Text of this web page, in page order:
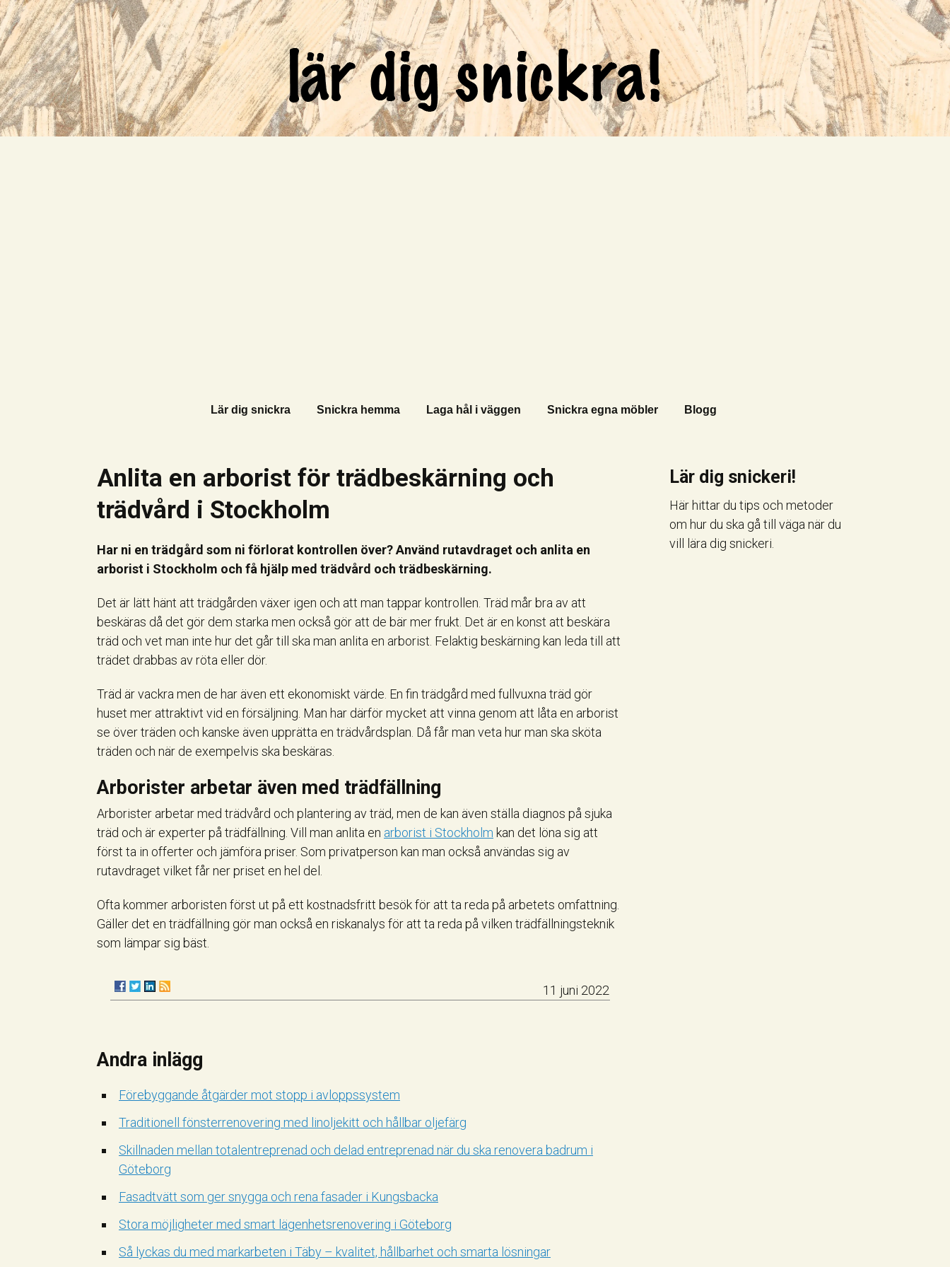
Lär dig snickra Snickra hemma Laga hål i väggen Snickra egna möbler Blogg
Anlita en arborist för trädbeskärning och
trädvård i Stockholm
Har ni en trädgård som ni förlorat kontrollen över? Använd rutavdraget och anlita en
arborist i Stockholm och få hjälp med trädvård och trädbeskärning.
Det är lätt hänt att trädgården växer igen och att man tappar kontrollen. Träd mår bra av att
beskäras då det gör dem starka men också gör att de bär mer frukt. Det är en konst att beskära
träd och vet man inte hur det går till ska man anlita en arborist. Felaktig beskärning kan leda till att
trädet drabbas av röta eller dör.
Träd är vackra men de har även ett ekonomiskt värde. En fin trädgård med fullvuxna träd gör
huset mer attraktivt vid en försäljning. Man har därför mycket att vinna genom att låta en arborist
se över träden och kanske även upprätta en trädvårdsplan. Då får man veta hur man ska sköta
träden och när de exempelvis ska beskäras.
Arborister arbetar även med trädfällning
Arborister arbetar med trädvård och plantering av träd, men de kan även ställa diagnos på sjuka
träd och är experter på trädfällning. Vill man anlita en arborist i Stockholm kan det löna sig att
först ta in offerter och jämföra priser. Som privatperson kan man också användas sig av
rutavdraget vilket får ner priset en hel del.
Ofta kommer arboristen först ut på ett kostnadsfritt besök för att ta reda på arbetets omfattning.
Gäller det en trädfällning gör man också en riskanalys för att ta reda på vilken trädfällningsteknik
som lämpar sig bäst.
11 juni 2022
Andra inlägg
Förebyggande åtgärder mot stopp i avloppssystem
Traditionell fönsterrenovering med linoljekitt och hållbar oljefärg
Skillnaden mellan totalentreprenad och delad entreprenad när du ska renovera badrum i
Göteborg
Fasadtvätt som ger snygga och rena fasader i Kungsbacka
Stora möjligheter med smart lägenhetsrenovering i Göteborg
Så lyckas du med markarbeten i Täby – kvalitet, hållbarhet och smarta lösningar
Lär dig snickeri!
Här hittar du tips och metoder
om hur du ska gå till väga när du
vill lära dig snickeri.